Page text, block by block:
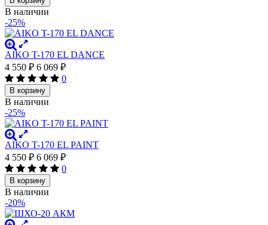
В наличии
-25%
AIKO T-170 EL DANCE
4 550 ₽ 6 069 ₽
0
В корзину
В наличии
-25%
AIKO T-170 EL PAINT
4 550 ₽ 6 069 ₽
0
В корзину
В наличии
-20%